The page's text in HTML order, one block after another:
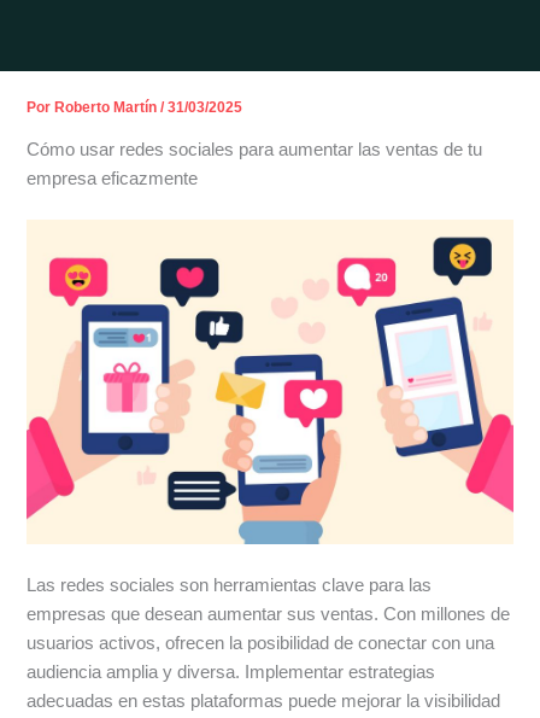
PorRoberto Martín/31/03/2025
Cómo usar redes sociales para aumentar las ventas de tu
empresa eficazmente
Las redes sociales son herramientas clave para las
empresas que desean aumentar sus ventas. Con millones de
usuarios activos, ofrecen la posibilidad de conectar con una
audiencia amplia y diversa. Implementar estrategias
adecuadas en estas plataformas puede mejorar la visibilidad